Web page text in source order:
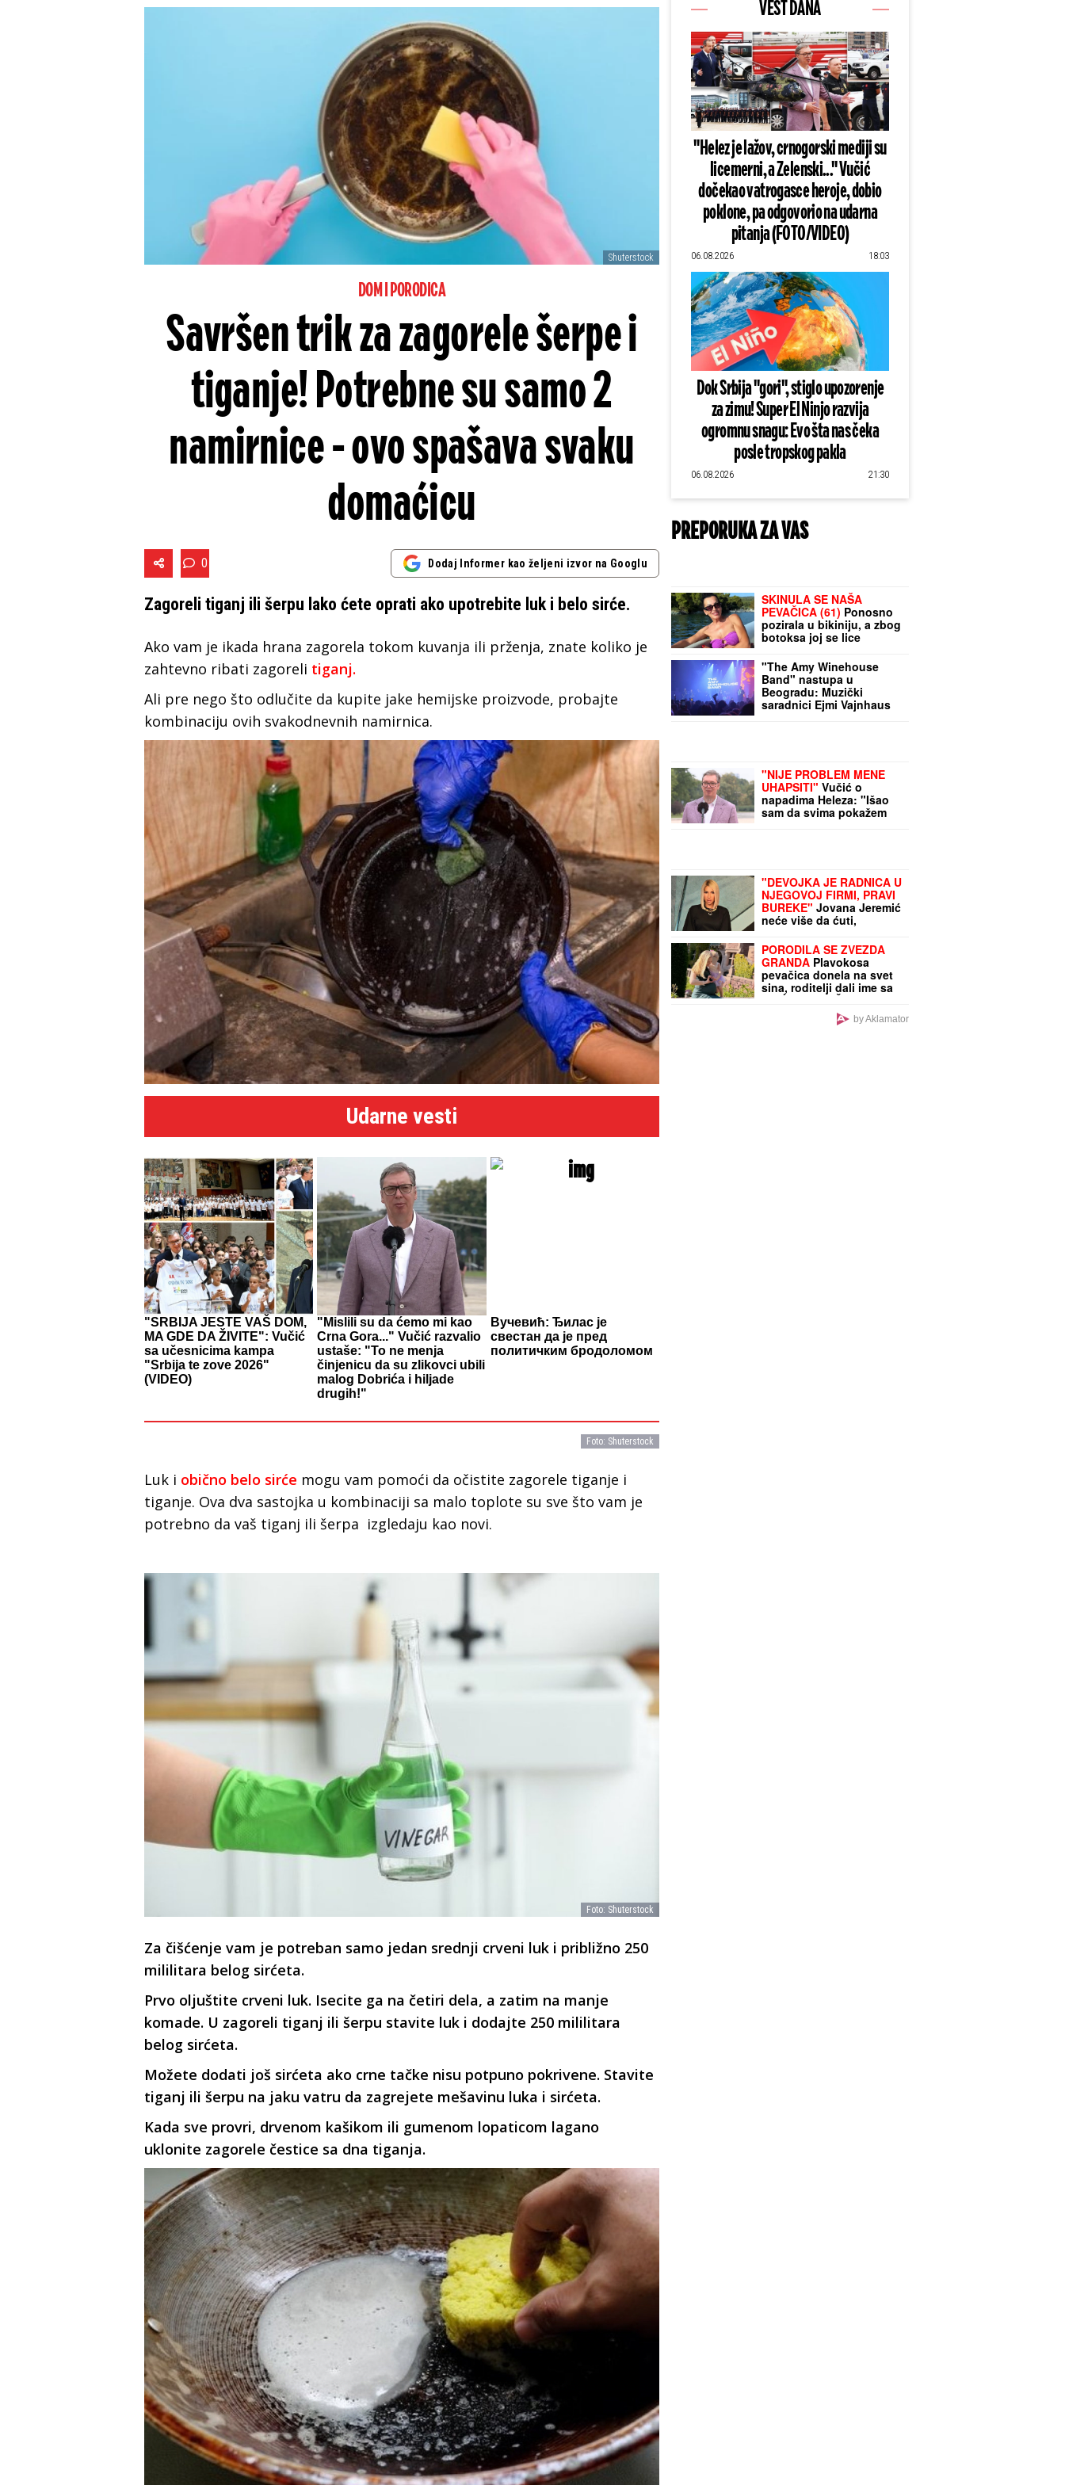
Shuterstock
DOM I PORODICA
Savršen trik za zagorele šerpe i
tiganje! Potrebne su samo 2
namirnice - ovo spašava svaku
domaćicu
0 Dodaj Informer kao željeni izvor na Googlu
Zagoreli tiganj ili šerpu lako ćete oprati ako upotrebite luk i belo sirće.
Ako vam je ikada hrana zagorela tokom kuvanja ili prženja, znate koliko je
zahtevno ribati zagoreli tiganj.
Ali pre nego što odlučite da kupite jake hemijske proizvode, probajte
kombinaciju ovih svakodnevnih namirnica.
Foto: Shuterstock
Udarne vesti
"SRBIJA JESTE VAŠ DOM,
MA GDE DA ŽIVITE": Vučić
sa učesnicima kampa
"Srbija te zove 2026"
(VIDEO)
"Mislili su da ćemo mi kao
Crna Gora..." Vučić razvalio
ustaše: "To ne menja
činjenicu da su zlikovci ubili
malog Dobrića i hiljade
drugih!"
Вучевић: Ђилас је
свестан да је пред
политичким бродоломом
Luk i obično belo sirće mogu vam pomoći da očistite zagorele tiganje i
tiganje. Ova dva sastojka u kombinaciji sa malo toplote su sve što vam je
potrebno da vaš tiganj ili šerpa izgledaju kao novi.
Foto: Shuterstock
Za čišćenje vam je potreban samo jedan srednji crveni luk i približno 250
mililitara belog sirćeta.
Prvo oljuštite crveni luk. Isecite ga na četiri dela, a zatim na manje
komade. U zagoreli tiganj ili šerpu stavite luk i dodajte 250 mililitara
belog sirćeta.
Možete dodati još sirćeta ako crne tačke nisu potpuno pokrivene. Stavite
tiganj ili šerpu na jaku vatru da zagrejete mešavinu luka i sirćeta.
Kada sve provri, drvenom kašikom ili gumenom lopaticom lagano
uklonite zagorele čestice sa dna tiganja.
VEST DANA
"Helez je lažov, crnogorski mediji su
licemerni, a Zelenski..." Vučić
dočekao vatrogasce heroje, dobio
poklone, pa odgovorio na udarna
pitanja (FOTO/VIDEO)
06.08.2026 18:03
Dok Srbija "gori", stiglo upozorenje
za zimu! Super El Ninjo razvija
ogromnu snagu: Evo šta nas čeka
posle tropskog pakla
06.08.2026 21:30
PREPORUKA ZA VAS
SKINULA SE NAŠA
PEVAČICA (61) Ponosno
pozirala u bikiniju, a zbog
botoksa joj se lice
deformisalo: "Bila sam
kao plastična lutka"
"The Amy Winehouse
Band" nastupa u
Beogradu: Muzički
saradnici Ejmi Vajnhaus
čuvaju duh, nasleđe i
"NIJE PROBLEM MENE
UHAPSITI" Vučić o
napadima Heleza: "Išao
sam da svima pokažem
da ste dve godine lagali o
"DEVOJKA JE RADNICA U
NJEGOVOJ FIRMI, PRAVI
BUREKE" Jovana Jeremić
neće više da ćuti,
Stankoviću i veridbi:
"Poklanjam mu titulu
bivšeg dečka JJ"
PORODILA SE ZVEZDA
GRANDA Plavokosa
pevačica donela na svet
sina, roditelji dali ime sa
MOĆNIM ZNAČENJEM
by Aklamator